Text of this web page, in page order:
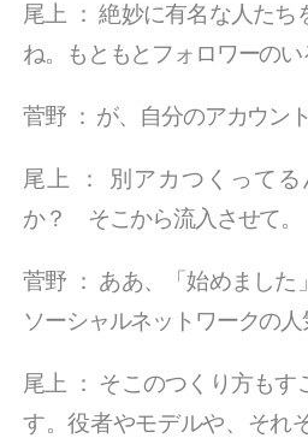
尾上 ：絶妙に有名な人たち
ね。もともとフォロワーのい
菅野： が、自分のアカウン
尾上 ： 別アカつくって
か？ そこから流入させて。
菅野 ： ああ、「始めました
ソーシャルネットワークの人
尾上 ： そこのつくり方もす
す。役者やモデルや、それ